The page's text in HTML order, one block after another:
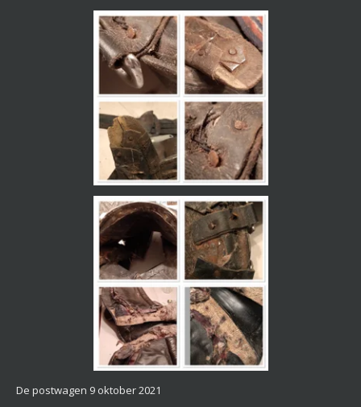
De postwagen 9 oktober 2021